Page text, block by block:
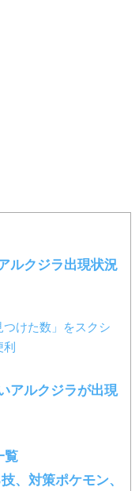
ルクジラ出現状況
けた数」をスクシ
アルクジラが出現
覧
、対策ポケモン、